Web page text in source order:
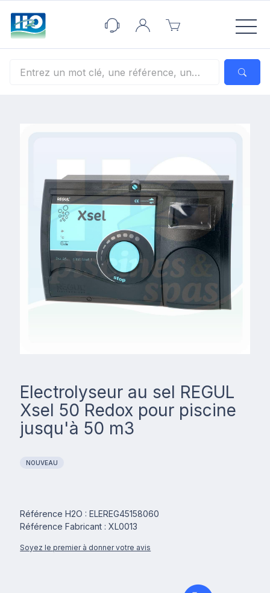
Electrolyseur au sel REGUL
Xsel 50 Redox pour piscine
jusqu'à 50 m3
NOUVEAU
Référence H2O : ELEREG45158060
Référence Fabricant : XL0013
Soyez le premier à donner votre avis